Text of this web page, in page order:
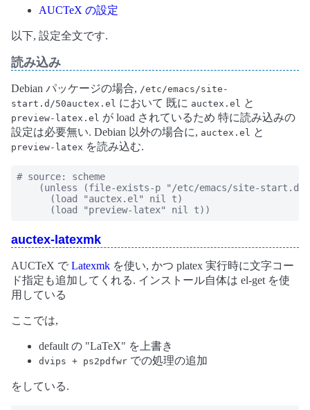
AUCTeX の設定
以下, 設定全文です.
読み込み
Debian パッケージの場合, /etc/emacs/site-
start.d/50auctex.el において 既に auctex.el と
preview-latex.el が load されているため 特に読み込みの
設定は必要無い. Debian 以外の場合に, auctex.el と
preview-latex を読み込む.
# source: scheme
(unless (file-exists-p "/etc/emacs/site-start.d/
      (load "auctex.el" nil t)
      (load "preview-latex" nil t))
auctex-latexmk
AUCTeX で Latexmk を使い, かつ platex 実行時に文字コー
ド指定も追加してくれる. インストール自体は el-get を使
用している
ここでは,
default の "LaTeX" を上書き
dvips + ps2pdfwr での処理の追加
をしている.